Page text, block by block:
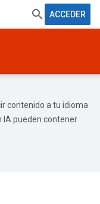
ACCEDER
contenido a tu idioma
IA pueden contener